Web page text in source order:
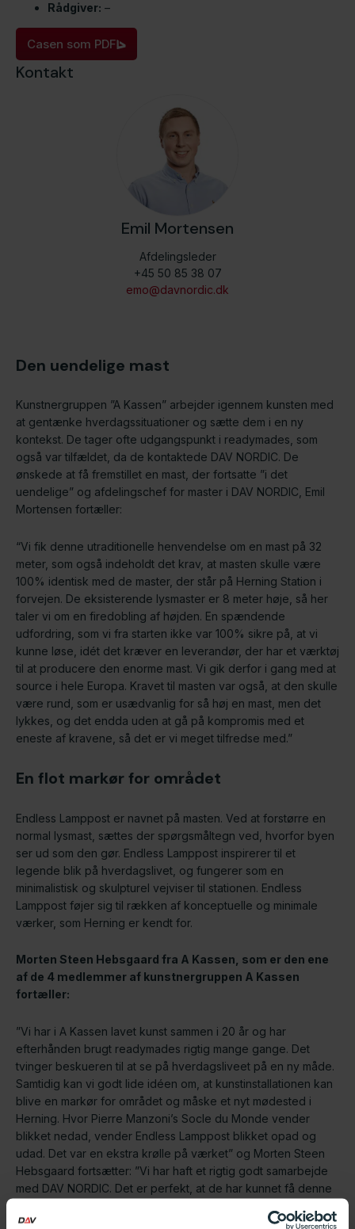
Rådgiver: –
Casen som PDF
Kontakt
Emil Mortensen
Afdelingsleder
+45 50 85 38 07
emo@davnordic.dk
Den uendelige mast
Kunstnergruppen ”A Kassen” arbejder igennem kunsten med
at gentænke hverdagssituationer og sætte dem i en ny
kontekst. De tager ofte udgangspunkt i readymades, som
også var tilfældet, da de kontaktede DAV NORDIC. De
ønskede at få fremstillet en mast, der fortsatte ”i det
uendelige” og afdelingschef for master i DAV NORDIC, Emil
Mortensen fortæller:
“Vi fik denne utraditionelle henvendelse om en mast på 32
meter, som også indeholdt det krav, at masten skulle være
100% identisk med de master, der står på Herning Station i
forvejen. De eksisterende lysmaster er 8 meter høje, så her
taler vi om en firedobling af højden. En spændende
udfordring, som vi fra starten ikke var 100% sikre på, at vi
kunne løse, idét det kræver en leverandør, der har et værktøj
til at producere den enorme mast. Vi gik derfor i gang med at
source i hele Europa. Kravet til masten var også, at den skulle
være rund, som er usædvanlig for så høj en mast, men det
lykkes, og det endda uden at gå på kompromis med et
eneste af kravene, så det er vi meget tilfredse med.”
En flot markør for området
Endless Lamppost er navnet på masten. Ved at forstørre en
normal lysmast, sættes der spørgsmåltegn ved, hvorfor byen
ser ud som den gør. Endless Lamppost inspirerer til et
legende blik på hverdagslivet, og fungerer som en
minimalistisk og skulpturel vejviser til stationen. Endless
Lamppost føjer sig til rækken af konceptuelle og minimale
værker, som Herning er kendt for.
Morten Steen Hebsgaard fra A Kassen, som er den ene
af de 4 medlemmer af kunstnergruppen A Kassen
fortæller:
”Vi har i A Kassen lavet kunst sammen i 20 år og har
efterhånden brugt readymades rigtig mange gange. Det
tvinger beskueren til at se på hverdagsliveet på en ny måde.
Samtidig kan vi godt lide idéen om, at kunstinstallationen kan
blive en markør for området og måske et nyt mødested i
Herning. Hvor Pierre Manzoni’s Socle du Monde vender
blikket nedad, vender Endless Lamppost blikket opad og
udad. Det var en ekstra krølle på værket” og Morten Steen
Hebsgaard fortsætter: ”Vi har haft et rigtig godt samarbejde
med DAV NORDIC. Det er perfekt, at de har kunnet få denne
andre master på stationen.”